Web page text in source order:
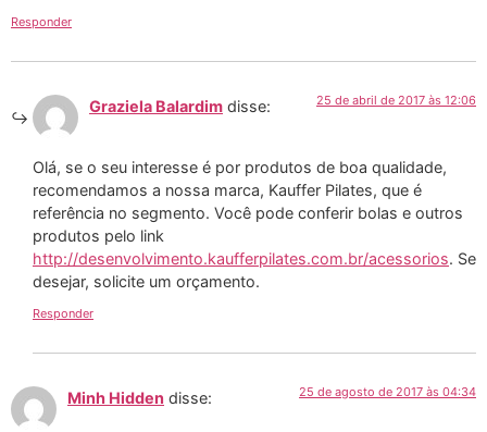
Responder
Graziela Balardim disse: 25 de abril de 2017 às 12:06
Olá, se o seu interesse é por produtos de boa qualidade,
recomendamos a nossa marca, Kauffer Pilates, que é
referência no segmento. Você pode conferir bolas e outros
produtos pelo link
http://desenvolvimento.kaufferpilates.com.br/acessorios. Se
desejar, solicite um orçamento.
Responder
Minh Hidden disse: 25 de agosto de 2017 às 04:34